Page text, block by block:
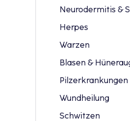
Neurodermitis &
Herpes
Warzen
Blasen &
Pilzerkrankungen
Wundheilung
Schwitzen